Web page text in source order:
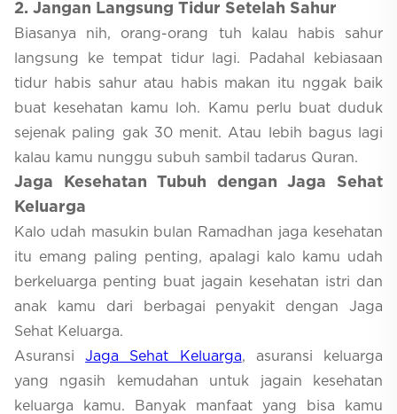
2. Jangan Langsung Tidur Setelah Sahur
Biasanya nih, orang-orang tuh kalau habis sahur
langsung ke tempat tidur lagi. Padahal kebiasaan
tidur habis sahur atau habis makan itu nggak baik
buat kesehatan kamu loh. Kamu perlu buat duduk
sejenak paling gak 30 menit. Atau lebih bagus lagi
kalau kamu nunggu subuh sambil tadarus Quran.
Jaga Kesehatan Tubuh dengan Jaga Sehat
Keluarga
Kalo udah masukin bulan Ramadhan jaga kesehatan
itu emang paling penting, apalagi kalo kamu udah
berkeluarga penting buat jagain kesehatan istri dan
anak kamu dari berbagai penyakit dengan Jaga
Sehat Keluarga.
AsuransiJaga Sehat Keluarga, asuransi keluarga
yang ngasih kemudahan untuk jagain kesehatan
keluarga kamu. Banyak manfaat yang bisa kamu